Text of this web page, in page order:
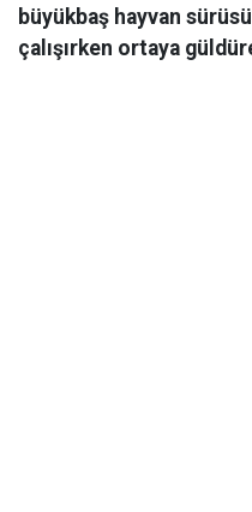
büyükbaş hayvan
çalışırken ortaya